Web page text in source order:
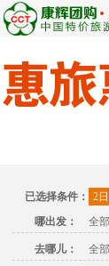
已选择条件： 2
哪出发：
全部
去哪儿： 全部